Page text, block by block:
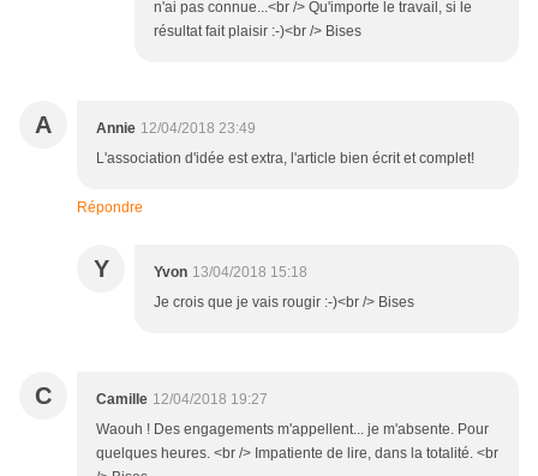
n'ai pas connue...<br /> Qu'importe le travail, si le
résultat fait plaisir :-)<br /> Bises
A Annie 12/04/2018 23:49
L'association d'idée est extra, l'article bien écrit et complet!
Répondre
Y Yvon 13/04/2018 15:18
Je crois que je vais rougir :-)<br /> Bises
C Camille 12/04/2018 19:27
Waouh ! Des engagements m'appellent... je m'absente. Pour
quelques heures. <br /> Impatiente de lire, dans la totalité. <br